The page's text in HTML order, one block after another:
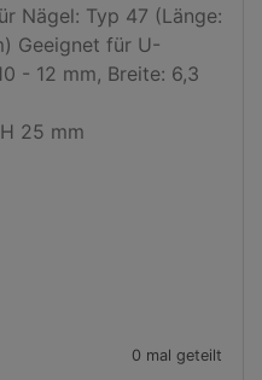
Nägel: Typ 47 (Länge:
Geeignet für U-
- 12 mm, Breite: 6,3
25 mm
0 mal geteilt